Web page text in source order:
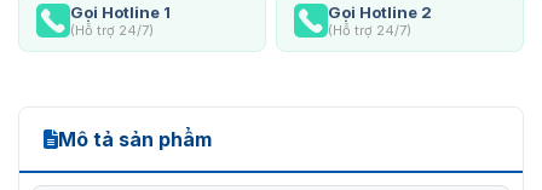
Gọi Hotline 1
(Hỗ trợ 24/7)
Gọi Hotline 2
(Hỗ trợ 24/7)
Mô tả sản phẩm